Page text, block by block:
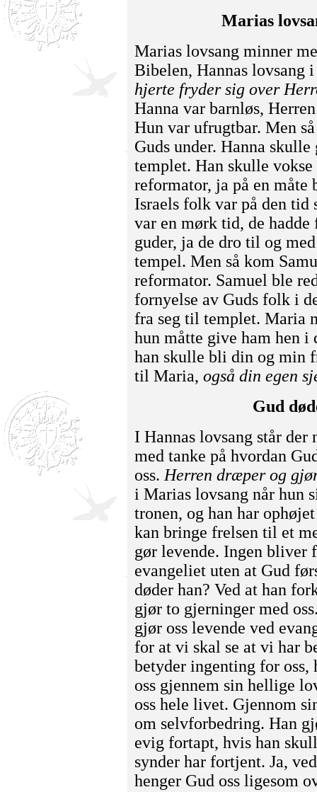
Marias
Marias lovsang minner
Bibelen, Hannas lovsang
hjerte fryder sig over
Hanna var barnløs,
Hun var ufrugtbar. Men
Guds under. Hanna
templet. Han skulle
reformator, ja på en måte
Israels folk var på den tid
var en mørk tid, de
guder, ja de dro til og
tempel. Men så kom
reformator. Samuel ble
fornyelse av Guds folk i
fra seg til templet. Maria
hun måtte give ham hen i
han skulle bli din og min
til Maria, også din egen
Gud
I Hannas lovsang står
med tanke på hvordan
oss. Herren dræper og
i Marias lovsang når hun
tronen, og han har
kan bringe frelsen til et
gør levende. Ingen
evangeliet uten at Gud
døder han? Ved at han
gjør to gjerninger med
gjør oss levende ved
for at vi skal se at vi har
betyder ingenting for oss,
oss gjennem sin hellige
oss hele livet. Gjennom
om selvforbedring. Han
evig fortapt, hvis han
synder har fortjent. Ja,
henger Gud oss ligesom